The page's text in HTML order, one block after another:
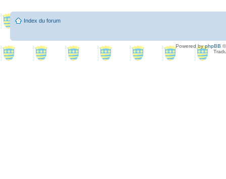
Index du forum
Powered byphpBB